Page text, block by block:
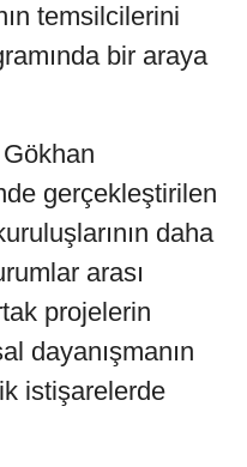
temsilcilerini
bir araya
gerçekleştirilen
daha
arası
projelerin
dayanışmanın
istişarelerde